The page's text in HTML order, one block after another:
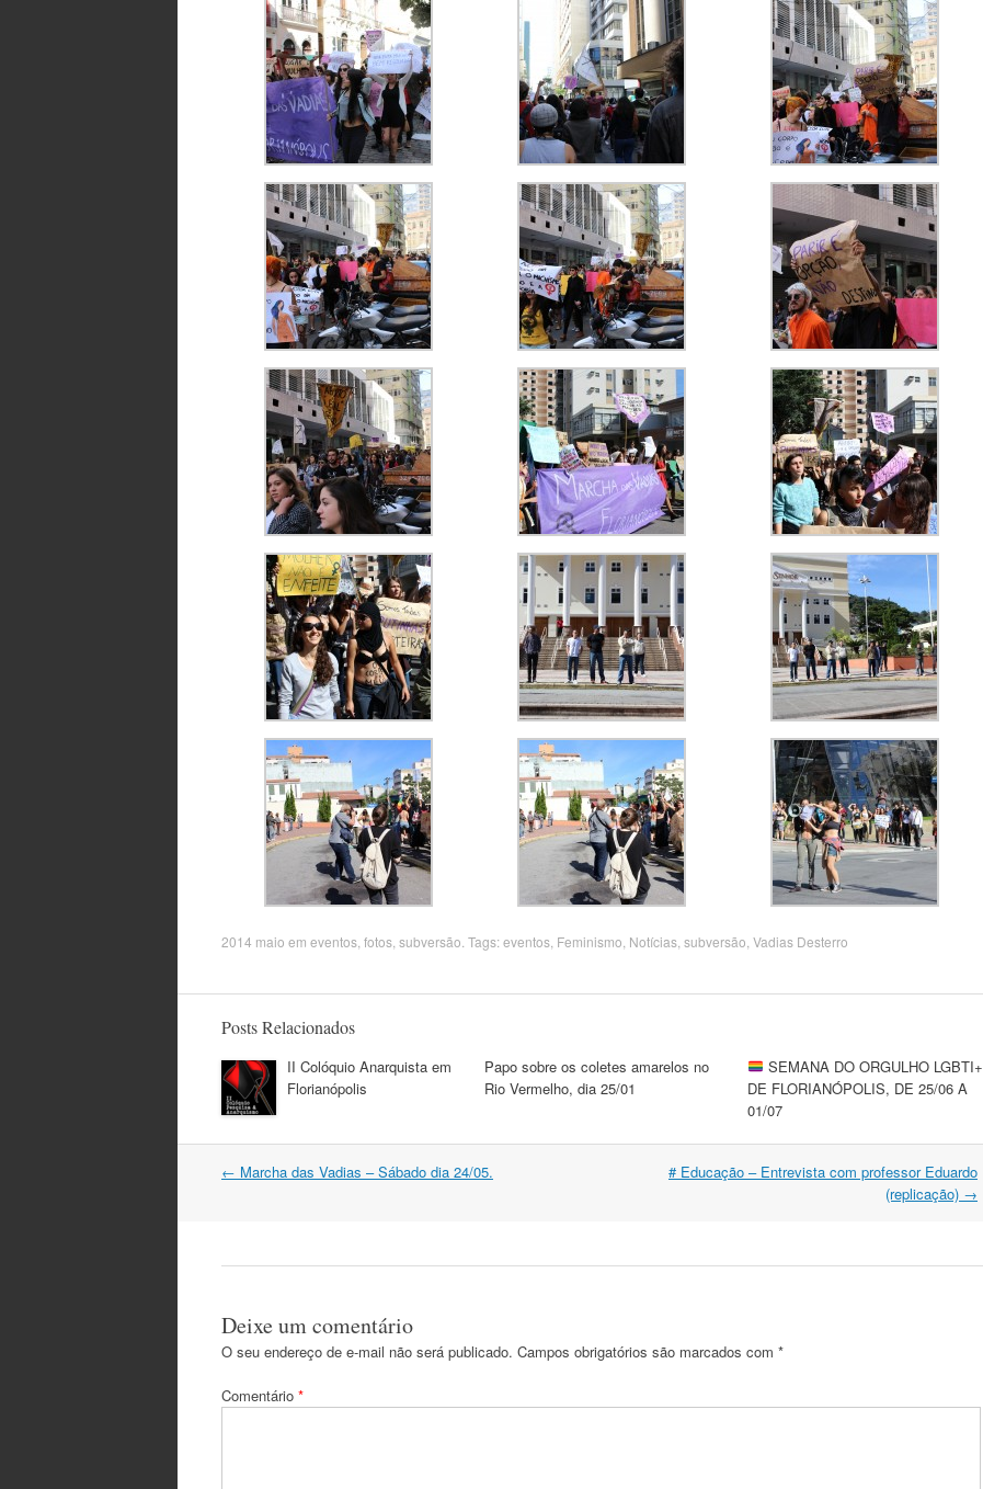
2014 maio em eventos fotos subversão . Tags:eventos Feminismo Notícias subversão Vadias Desterro
Posts Relacionados
II Colóquio Anarquista em
Florianópolis
Papo sobre os coletes amarelos no
Rio Vermelho, dia 25/01
SEMANA DO ORGULHO LGBTI+
DE FLORIANÓPOLIS, DE 25/06 A
01/07
Navegação
← Marcha das Vadias – Sábado dia 24/05.
# Educação – Entrevista com professor Eduardo
(replicação) →
Deixe um comentário
O seu endereço de e-mail não será publicado. Campos obrigatórios são marcados com *
Comentário *